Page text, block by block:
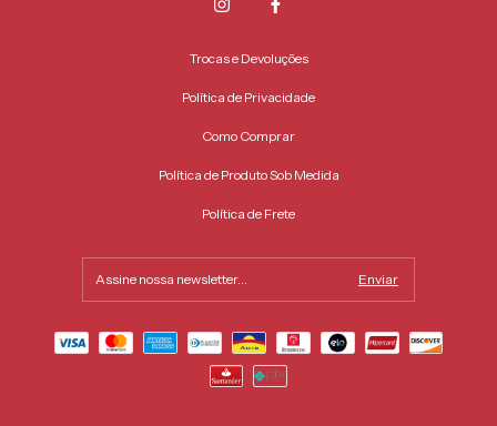
Trocas e Devoluções
Política de Privacidade
Como Comprar
Política de Produto Sob Medida
Política de Frete